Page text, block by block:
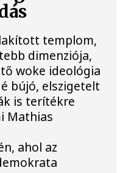
templom,
dimenziója,
woke ideológia
bújó, elszigetelt
is terítékre
Mathias
ahol az